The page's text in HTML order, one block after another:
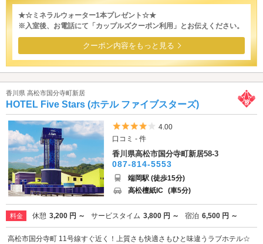
★☆ミネラルウォーター1本プレゼント☆★
※入室後、お電話にて「カップルズクーポン利用」とお伝えください。
クーポン内容をもっと見る
香川県 高松市国分寺町新居
HOTEL Five Stars (ホテル ファイブスターズ)
5つ星のうち4
4.00
口コミ - 件
香川県高松市国分寺町新居58-3
087-814-5553
端岡駅 (徒歩15分)
高松檀紙IC (車5分)
料金 休憩 3,200 円 ～ サービスタイム 3,800 円 ～ 宿泊 6,500 円 ～
高松市国分寺町 11号線すぐ近く！上質さも快適さもひと味違うラブホテル☆